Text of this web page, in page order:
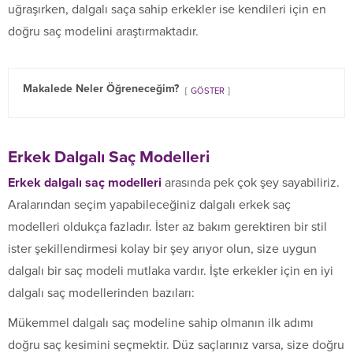
uğraşırken, dalgalı saça sahip erkekler ise kendileri için en
doğru saç modelini araştırmaktadır.
Makalede Neler Öğreneceğim? GÖSTER
Erkek Dalgalı Saç Modelleri
Erkek dalgalı saç modelleri arasında pek çok şey sayabiliriz.
Aralarından seçim yapabileceğiniz dalgalı erkek saç
modelleri oldukça fazladır. İster az bakım gerektiren bir stil
ister şekillendirmesi kolay bir şey arıyor olun, size uygun
dalgalı bir saç modeli mutlaka vardır. İşte erkekler için en iyi
dalgalı saç modellerinden bazıları:
Mükemmel dalgalı saç modeline sahip olmanın ilk adımı
doğru saç kesimini seçmektir. Düz saçlarınız varsa, size doğru